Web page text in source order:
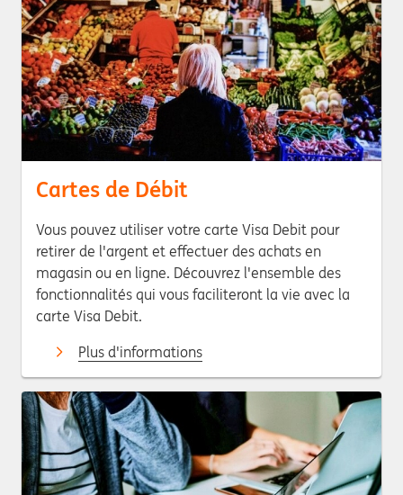
Cartes de Débit
Vous pouvez utiliser votre carte Visa Debit pour
retirer de l'argent et effectuer des achats en
magasin ou en ligne. Découvrez l'ensemble des
fonctionnalités qui vous faciliteront la vie avec la
carte Visa Debit.
Plus d'informations